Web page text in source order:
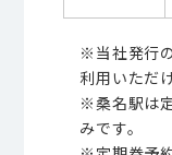
※当社発行
利用いただ
※桑名駅は
みです。